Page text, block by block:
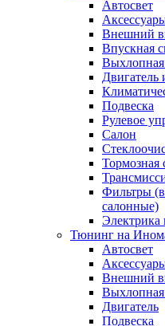
Автосвет
Внешний
Впускная
Выхлопная
Подвеска
Рулевое
Салон
Тормозная
Фильтры
салонные)
Электрика
Тюнинг на
Автосвет
Внешний
Выхлопная
Двигатель
Подвеска